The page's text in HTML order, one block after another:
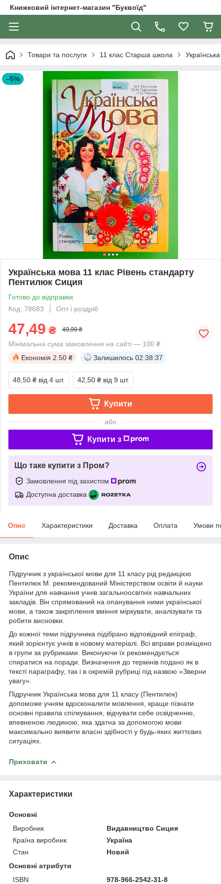
Книжковий інтернет-магазин "Буквоїд"
Товари та послуги 11 клас Старша школа
–5%
Українська мова 11 клас Рівень стандарту
Пентилюк Сиция
Готово до відправки
Код: 78683
Опт і роздріб
47,49 ₴ 49,99 ₴
Мінімальна сума замовлення на сайті — 100 ₴
Економія 2.50 ₴ Залишилось 02:38:37
48,50 ₴ від 4 шт. 42,50 ₴ від 9 шт.
Купити
або
Купити з
Що таке купити з Пром?
Замовлення під захистом
Доступна доставка
Опис Характеристики Доставка Оплата Умови
Опис
Підручник з української мови для 11 класу рід редакцією
Пентилюк М. рекомендований Міністерством освіти й науки
України для навчання учнів загальноосвітніх навчальних
закладів. Він спрямований на опанування ними української
мови, а також закріплення вміння міркувати, аналізувати та
робити висновки.
До кожної теми підручника підібрано відповідний епіграф,
який зорієнтує учнів в новому матеріалі. Всі вправи розміщено
в групи за рубриками. Виконуючи їх рекомендується
спиратися на поради. Визначення до термінів подано як в
тексті параграфу, так і в окремій рубриці під назвою «Зверни
увагу».
Підручник Українська мова для 11 класу (Пентилюк)
допоможе учням вдосконалити мовлення, краще пізнати
основні правила спілкування, відчувати себе освідченню,
впевненою людиною, яка здатна за допомогою мови
максимально виявити власні здібності у будь-яких життєвих
ситуаціях.
Приховати
Характеристики
Основні
Виробник
Видавництво Сиция
Країна виробник
Україна
Стан
Новий
Основні атрибути
ISBN
978-966-2542-31-8